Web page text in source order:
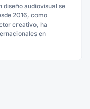
diseño audiovisual se
2016, como
creativo, ha
en